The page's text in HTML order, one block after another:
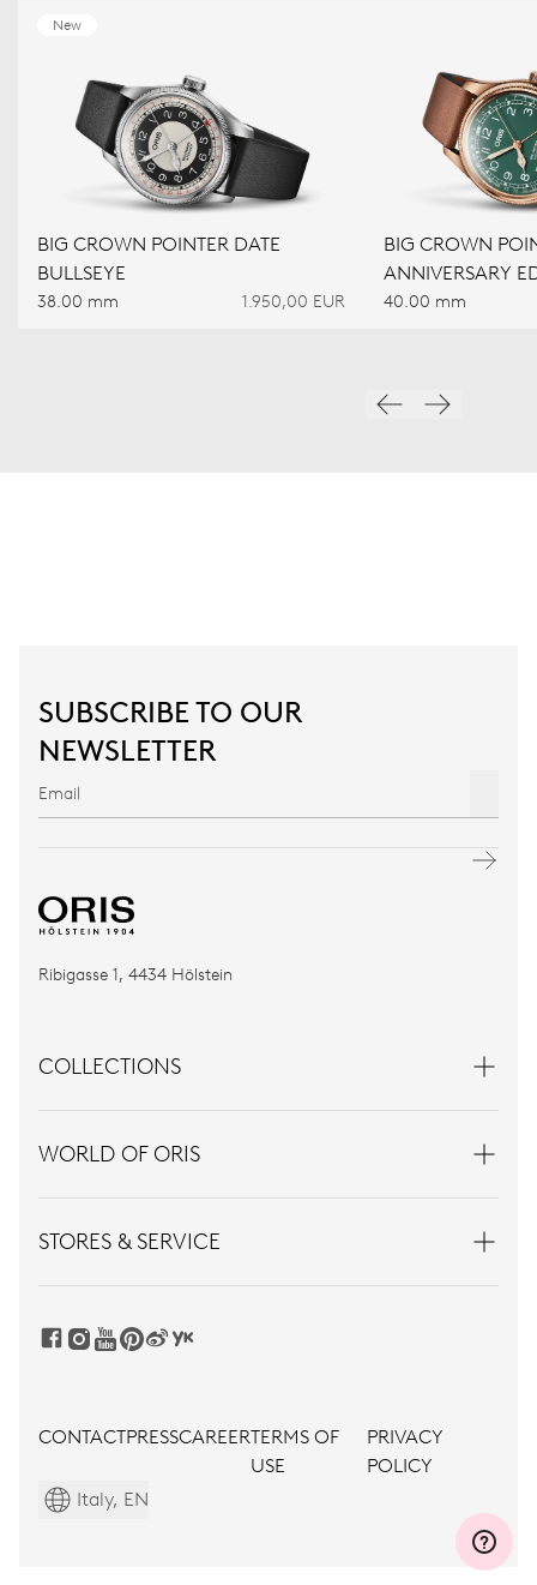
New
BIG CROWN POINTER DATE
BULLSEYE
38.00 mm 1.950,00 EUR
BIG CROWN
ANNIVERSARY
40.00 mm
SUBSCRIBE TO OUR
NEWSLETTER
Ribigasse 1, 4434 Hölstein
COLLECTIONS
WORLD OF ORIS
STORES & SERVICE
CONTACTPRESSCAREERTERMS OF
USE
PRIVACY
POLICY
Italy, EN